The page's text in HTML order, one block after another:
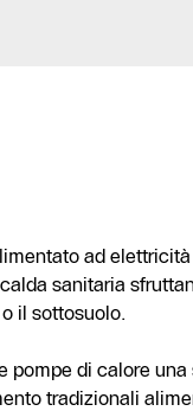
ad
sanitaria
o il sottosuolo.
pompe di calore una
tradizionali